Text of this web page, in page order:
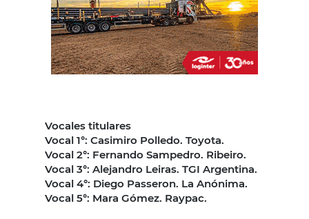
Vocales titulares
Vocal 1°: Casimiro Polledo. Toyota.
Vocal 2°: Fernando Sampedro. Ribeiro.
Vocal 3°: Alejandro Leiras. TGI Argentina.
Vocal 4°: Diego Passeron. La Anónima.
Vocal 5°: Mara Gómez. Raypac.